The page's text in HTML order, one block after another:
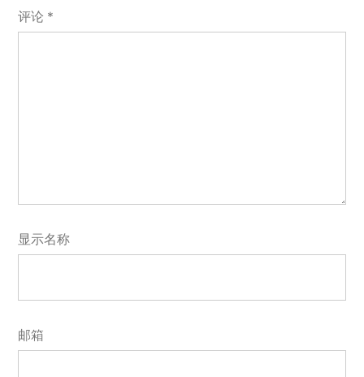
评论 *
显示名称
邮箱